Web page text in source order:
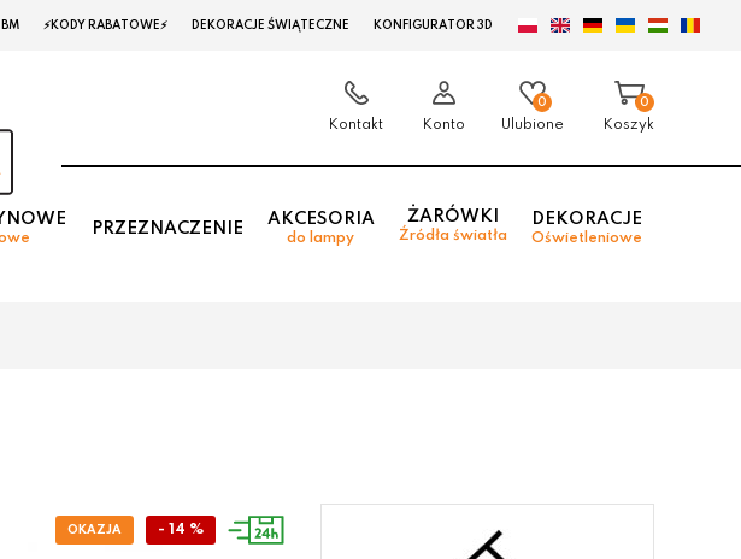
⚡KODY RABATOWE⚡ DEKORACJE ŚWIĄTECZNE KONFIGURATOR 3D
Kontakt Konto
0
Ulubione
0
Koszyk
PRZEZNACZENIE
AKCESORIA
do lampy
ŻARÓWKI
Źródła światła
DEKORACJE
Oświetleniowe
- 14 %